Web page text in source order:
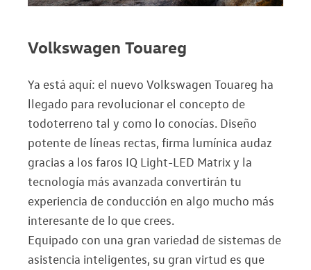
Volkswagen Touareg
Ya está aquí: el nuevo Volkswagen Touareg ha
llegado para revolucionar el concepto de
todoterreno tal y como lo conocías. Diseño
potente de líneas rectas, firma lumínica audaz
gracias a los faros IQ Light-LED Matrix y la
tecnología más avanzada convertirán tu
experiencia de conducción en algo mucho más
interesante de lo que crees.
Equipado con una gran variedad de sistemas de
asistencia inteligentes, su gran virtud es que